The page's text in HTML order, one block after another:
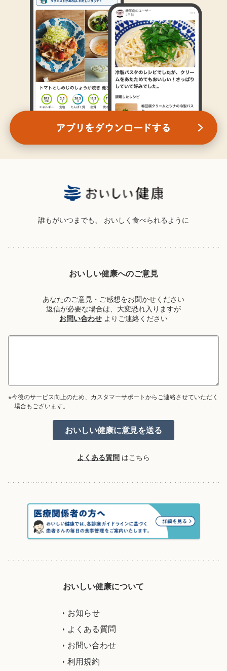
誰もがいつまでも、 おいしく食べられるように
おいしい健康へのご意見
あなたのご意見・ご感想をお聞かせください
返信が必要な場合は、大変恐れ入りますが
お問い合わせ よりご連絡ください
※今後のサービス向上のため、カスタマーサポートからご連絡させていただく
場合もございます。
よくある質問 はこちら
おいしい健康について
お知らせ
よくある質問
お問い合わせ
利用規約